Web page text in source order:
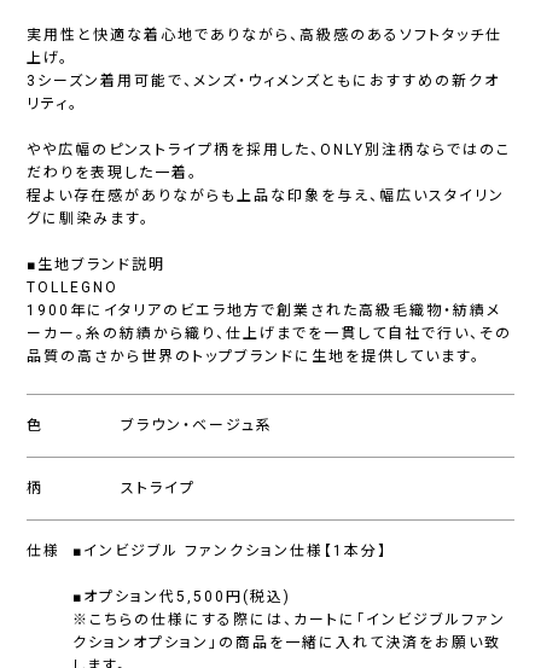
実用性と快適な着心地でありながら、高級感のあるソフトタッチ仕
上げ。
3シーズン着用可能で、メンズ・ウィメンズともにおすすめの新クオ
リティ。
やや広幅のピンストライプ柄を採用した、ONLY別注柄ならではのこ
だわりを表現した一着。
程よい存在感がありながらも上品な印象を与え、幅広いスタイリン
グに馴染みます。
■生地ブランド説明
TOLLEGNO
1900年にイタリアのビエラ地方で創業された高級毛織物・紡績メ
ーカー。糸の紡績から織り、仕上げまでを一貫して自社で行い、その
品質の高さから世界のトップブランドに生地を提供しています。
色 ブラウン・ベージュ系
柄 ストライプ
仕様 ■インビジブル ファンクション仕様【1本分】
■オプション代5,500円(税込)
※こちらの仕様にする際には、カートに「インビジブルファン
クションオプション」の商品を一緒に入れて決済をお願い致